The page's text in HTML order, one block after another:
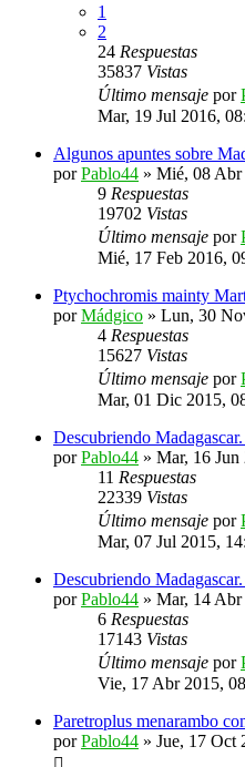
1
2
24 Respuestas
35837 Vistas
Último mensaje por
Mar, 19 Jul 2016,
Algunos apuntes sobre
porPablo44 » Mié, 08 Abr
9 Respuestas
19702 Vistas
Último mensaje por
Mié, 17 Feb 2016,
Ptychochromis mainty
porMádgico » Lun, 30
4 Respuestas
15627 Vistas
Último mensaje por
Mar, 01 Dic 2015,
Descubriendo
porPablo44 » Mar, 16 Jun
11 Respuestas
22339 Vistas
Último mensaje por
Mar, 07 Jul 2015,
Descubriendo
porPablo44 » Mar, 14
6 Respuestas
17143 Vistas
Último mensaje por
Vie, 17 Abr 2015,
Paretroplus menarambo
porPablo44 » Jue, 17 Oct